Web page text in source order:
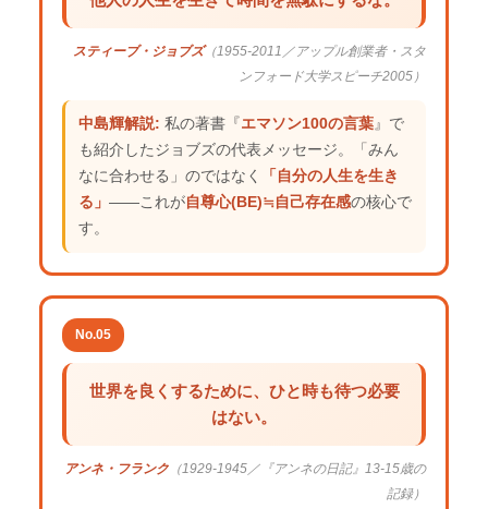
スティーブ・ジョブズ（1955-2011／アップル創業者・スタ
ンフォード大学スピーチ2005）
中島輝解説: 私の著書『エマソン100の言葉 』で
も紹介したジョブズの代表メッセージ。「みん
なに合わせる」のではなく
「自分の人生を生き
る」 ——これが自尊心(BE)≒自己存在感の核心で
す。
No.05
世界を良くするために、ひと時も待つ必要
はない。
アンネ・フランク （1929-1945／『アンネの日記』13-15歳の
記録）